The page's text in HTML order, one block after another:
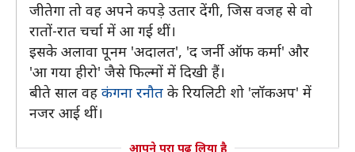
जीतेगा तो वह अपने कपड़े उतार देंगी, जिस वजह से वो
रातों-रात चर्चा में आ गई थीं।
इसके अलावा पूनम 'अदालत', 'द जर्नी ऑफ कर्मा' और
'आ गया हीरो' जैसे फिल्मों में दिखी हैं।
बीते साल वह कंगना रनौत के रियलिटी शो 'लॉकअप' में
नजर आई थीं।
आपने पूरा पढ़ लिया है